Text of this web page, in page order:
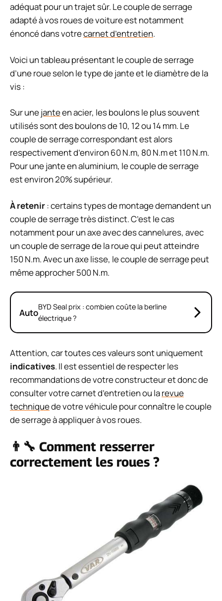
adéquat pour un trajet sûr. Le couple de serrage
adapté à vos roues de voiture est notamment
énoncé dans votrecarnet d’entretien.
Voici un tableau présentant le couple de serrage
d’une roue selon le type de jante et le diamètre de la
vis :
Sur unejanteen acier, les boulons le plus souvent
utilisés sont des boulons de 10, 12 ou 14 mm. Le
couple de serrage correspondant est alors
respectivement d’environ 60 N.m, 80 N.m et 110 N.m.
Pour une jante en aluminium, le couple de serrage
est environ 20% supérieur.
À retenir: certains types de montage demandent un
couple de serrage très distinct. C’est le cas
notamment pour un axe avec des cannelures, avec
un couple de serrage de la roue qui peut atteindre
150 N.m. Avec un axe lisse, le couple de serrage peut
même approcher 500 N.m.
AutoBYD Seal prix : combien coûte la berline
électrique ?
Attention, car toutes ces valeurs sont uniquement
indicatives. Il est essentiel de respecter les
recommandations de votre constructeur et donc de
consulter votre carnet d’entretien ou larevue
techniquede votre véhicule pour connaître le couple
de serrage à appliquer à vos roues.
👨‍🔧 Comment resserrer
correctement les roues ?